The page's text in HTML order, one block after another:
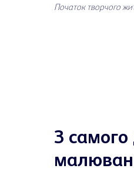
Початок творчого
З